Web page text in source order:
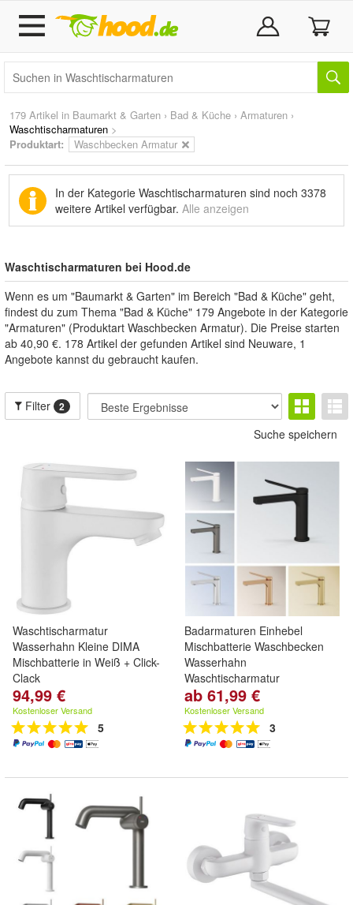
179 Artikel in Baumarkt & Garten › Bad & Küche › Armaturen ›
Waschtischarmaturen >
Produktart:
Waschbecken Armatur
In der Kategorie Waschtischarmaturen sind noch 3378
weitere Artikel verfügbar. Alle anzeigen
Waschtischarmaturen bei Hood.de
Wenn es um "Baumarkt & Garten" im Bereich "Bad & Küche" geht,
findest du zum Thema "Bad & Küche" 179 Angebote in der Kategorie
"Armaturen" (Produktart Waschbecken Armatur). Die Preise starten
ab 40,90 €. 178 Artikel der gefunden Artikel sind Neuware, 1
Angebote kannst du gebraucht kaufen.
Filter 2
Suche speichern
Waschtischarmatur
Wasserhahn Kleine DIMA
Mischbatterie in Weiß + Click-
Clack
94,99 €
Kostenloser Versand
5
Badarmaturen Einhebel
Mischbatterie Waschbecken
Wasserhahn
Waschtischarmatur
ab 61,99 €
Kostenloser Versand
3